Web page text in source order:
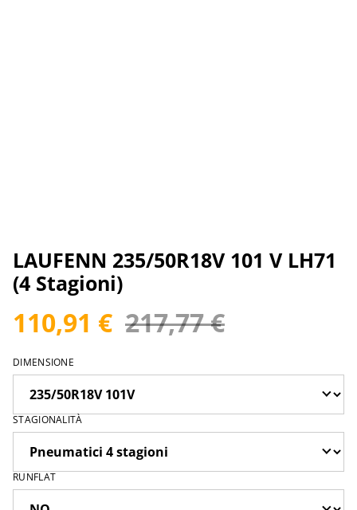
LAUFENN 235/50R18V 101 V LH71
(4 Stagioni)
110,91 € 217,77 €
DIMENSIONE
STAGIONALITÀ
RUNFLAT